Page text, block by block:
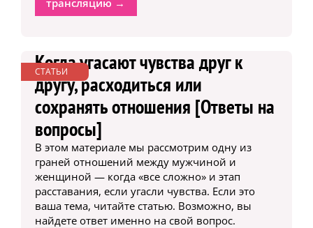
СТАТЬИ
Когда угасают чувства друг к
другу, расходиться или
сохранять отношения [Ответы на
вопросы]
В этом материале мы рассмотрим одну из
граней отношений между мужчиной и
женщиной — когда «все сложно» и этап
расставания, если угасли чувства. Если это
ваша тема, читайте статью. Возможно, вы
найдете ответ именно на свой вопрос.